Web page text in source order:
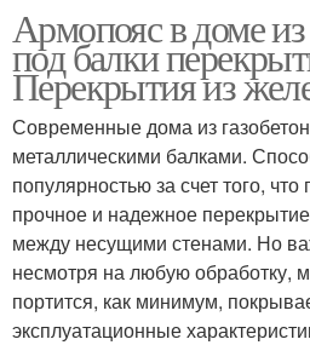
Армопояс в доме из
под балки
Перекрытия из
Современные дома из
металлическими балками.
популярностью за счет того, что
прочное и надежное
между несущими стенами. Но
несмотря на любую обработку,
портится, как минимум,
эксплуатационные